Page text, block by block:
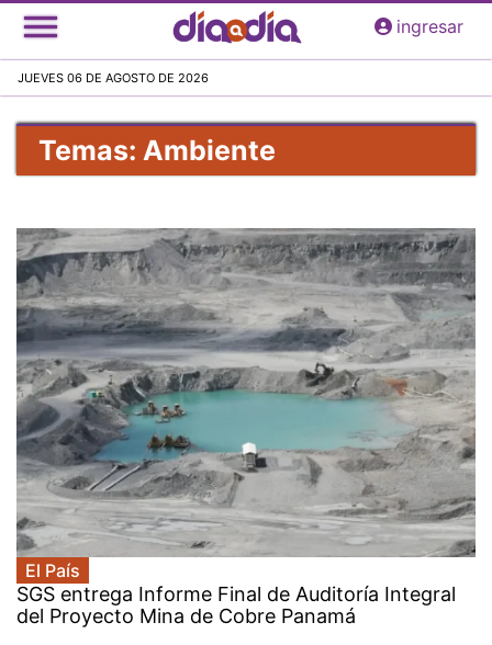
Pasar
al
principal
ingresar
JUEVES 06 DE AGOSTO DE 2026
Temas: Ambiente
El País
SGS entrega Informe Final de Auditoría Integral
del Proyecto Mina de Cobre Panamá